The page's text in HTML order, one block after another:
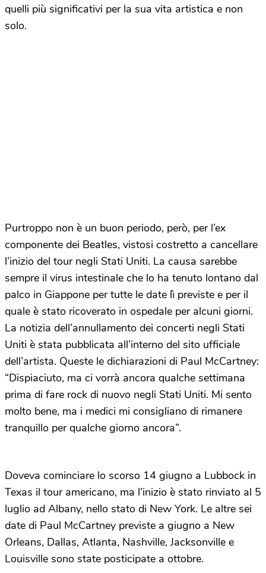
quelli più significativi per la sua vita artistica e non
solo.
Purtroppo non è un buon periodo, però, per l’ex
componente dei Beatles, vistosi costretto a cancellare
l’inizio del tour negli Stati Uniti. La causa sarebbe
sempre il virus intestinale che lo ha tenuto lontano dal
palco in Giappone per tutte le date lì previste e per il
quale è stato ricoverato in ospedale per alcuni giorni.
La notizia dell’annullamento dei concerti negli Stati
Uniti è stata pubblicata all’interno del sito ufficiale
dell’artista. Queste le dichiarazioni di Paul McCartney:
“Dispiaciuto, ma ci vorrà ancora qualche settimana
prima di fare rock di nuovo negli Stati Uniti. Mi sento
molto bene, ma i medici mi consigliano di rimanere
tranquillo per qualche giorno ancora”.
Doveva cominciare lo scorso 14 giugno a Lubbock in
Texas il tour americano, ma l’inizio è stato rinviato al 5
luglio ad Albany, nello stato di New York. Le altre sei
date di Paul McCartney previste a giugno a New
Orleans, Dallas, Atlanta, Nashville, Jacksonville e
Louisville sono state posticipate a ottobre.